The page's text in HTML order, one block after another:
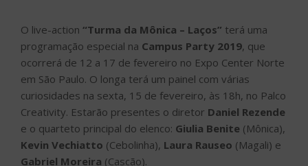
O live-action “Turma da Mônica – Laços” terá uma
programação especial na Campus Party 2019, que
ocorrerá de 12 a 17 de fevereiro no Expo Center Norte
em São Paulo. O longa terá um painel com várias
curiosidades na sexta, 15 de fevereiro, às 18h, no Palco
Creativity. Estarão presentes o diretor Daniel Rezende
e o quarteto principal do elenco: Giulia Benite (Mônica),
Kevin Vechiatto (Cebolinha), Laura Rauseo (Magali) e
Gabriel Moreira (Cascão).